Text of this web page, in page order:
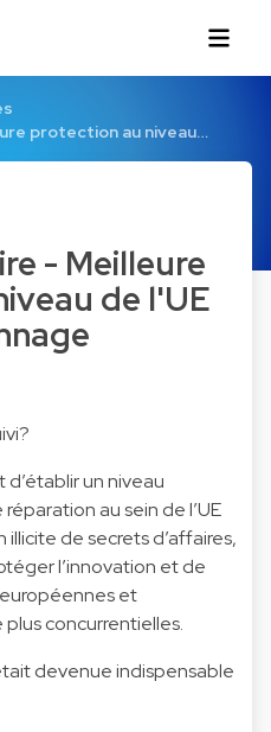
protection au niveau…
- Meilleure
de l'UE
d’établir un niveau
au sein de l’UE
illicite de secrets d’affaires,
l’innovation et de
et
plus concurrentielles.
devenue indispensable